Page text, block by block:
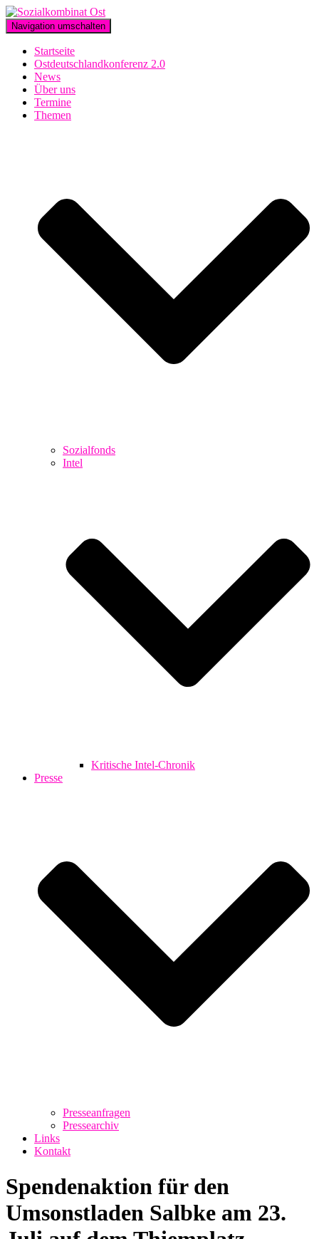
Navigation umschalten
Startseite
Ostdeutschlandkonferenz 2.0
News
Über uns
Termine
Themen
Sozialfonds
Intel
Kritische Intel-Chronik
Presse
Presseanfragen
Pressearchiv
Links
Kontakt
Spendenaktion für den
Umsonstladen Salbke am 23.